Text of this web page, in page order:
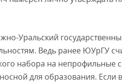
Уральский
Ведь ранее ЮУрГУ
набора на непрофильные
для образования. Если в